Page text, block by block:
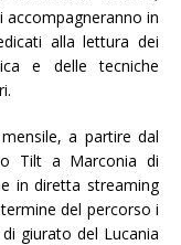
in
alla lettura dei
e delle tecniche
a partire dal
Tilt a Marconia di
in diretta streaming
del percorso i
giurato del Lucania